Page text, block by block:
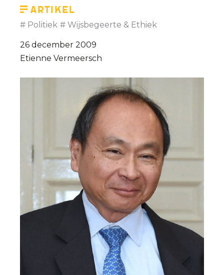
een
overzicht
Artikel
Politiek Wijsbegeerte & Ethiek
26 december 2009
Etienne Vermeersch